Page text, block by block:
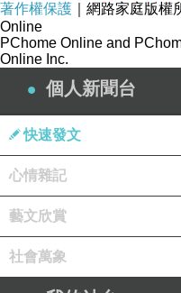
年過五十好幾的女人，就算想
不用工作了大半輩子，也忍
去。
他不讓她有任何的存款，所以
多傻。
著作權保護 ｜網路家庭版權
Online
PChome Online and
Online Inc.
個人新聞台
快速發文
心情雜記
藝文欣賞
社會萬象